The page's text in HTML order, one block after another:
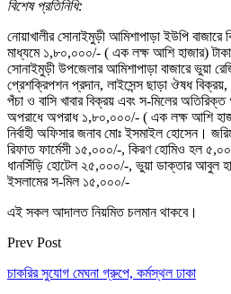
বিশেষ প্রতিনিধি:
নোয়াখালীর সোনাইমুড়ী আমিশাপাড়া ইউপি
মাধ্যমে ১,৮০,০০০/- ( এক লক্ষ আশি হাজার)
সোনাইমুড়ী উপজেলার আমিশাপাড়া বাজারে ভুয়া
প্রেশক্রিপশন প্রদান, লাইসেন্স ছাড়া ঔষধ
পঁচা ও বাসি খাবার বিক্রয় এবং স-মিলের অতিরিক্ত
অপরাধে অপরাধ ১,৮০,০০০/- ( এক লক্ষ আশি
নির্বাহী অফিসার জনাব মোঃ ইসমাইল হোসেন।
রিফাত ফার্মেসী ১৫,০০০/-, কিরণ হোমিও হল
ধানসিঁড়ি হোটেল ২৫,০০০/-, ভুয়া ডাক্তার আবুল
ইসলামের স-মিল ১৫,০০০/-
এই সকল আদালত নিয়মিত চলমান থাকবে।
Prev Post
চাকরির সুযোগ মেঘনা গ্রুপে, কর্মস্থল ঢাকা